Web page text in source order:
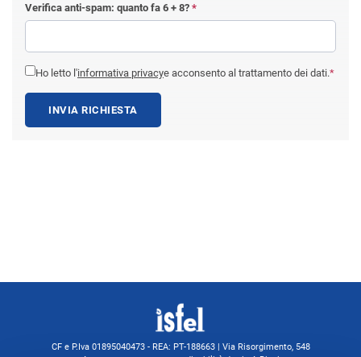
Verifica anti-spam: quanto fa 6 + 8? *
Ho letto l'informativa privacye acconsento al trattamento dei dati.*
INVIA RICHIESTA
CF e P.Iva 01895040473 - REA: PT-188663 | Via Risorgimento, 548